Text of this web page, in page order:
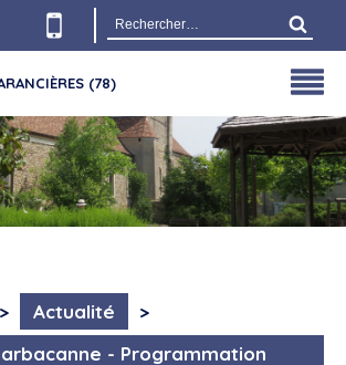
Rechercher :
(78)
> Actualité
>
- Programmation